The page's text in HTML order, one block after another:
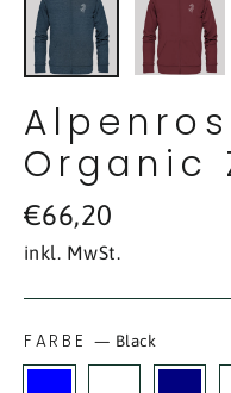
Organic
Normaler
Preis
€66,20
inkl. MwSt.
FARBE— Black